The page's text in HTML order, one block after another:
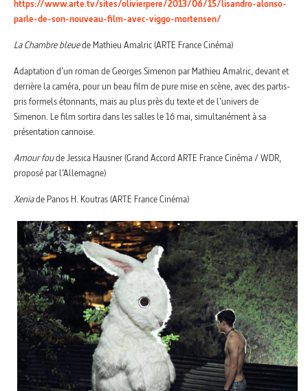
https://www.arte.tv/sites/olivierpere/2013/06/15/lisandro-alonso-
parle-de-son-nouveau-film-avec-viggo-mortensen/
La Chambre bleuede Mathieu Amalric (ARTE France Cinéma)
Adaptation d’un roman de Georges Simenon par Mathieu Amalric, devant et
derrière la caméra, pour un beau film de pure mise en scène, avec des partis-
pris formels étonnants, mais au plus près du texte et de l’univers de
Simenon. Le film sortira dans les salles le 16 mai, simultanément à sa
présentation cannoise.
Amour foude Jessica Hausner (Grand Accord ARTE France Cinéma / WDR,
proposé par l’Allemagne)
Xeniade Panos H. Koutras (ARTE France Cinéma)